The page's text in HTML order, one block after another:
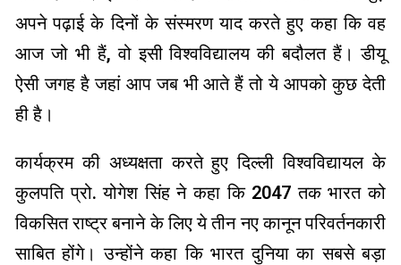
अपने पढ़ाई के दिनों के संस्मरण याद करते हुए कहा कि वह
आज जो भी हैं, वो इसी विश्वविद्यालय की बदौलत हैं। डीयू
ऐसी जगह है जहां आप जब भी आते हैं तो ये आपको कुछ देती
ही है।
कार्यक्रम की अध्यक्षता करते हुए दिल्ली विश्वविद्यायल के
कुलपति प्रो. योगेश सिंह ने कहा कि 2047 तक भारत को
विकसित राष्ट्र बनाने के लिए ये तीन नए कानून परिवर्तनकारी
साबित होंगे। उन्होंने कहा कि भारत दुनिया का सबसे बड़ा